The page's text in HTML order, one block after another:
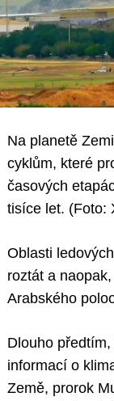
Na planetě
cyklům, které
časových
tisíce let. (Foto:
Oblasti
roztát a
Arabského
Dlouho
informací o
Země, prorok